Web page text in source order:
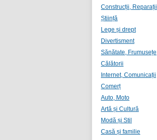
Construcții, Reparații
Știință
Lege și drept
Divertisment
Sănătate, Frumusețe
Călătorii
Internet, Comunicații
Comerț
Auto, Moto
Artă și Cultură
Modă și Stil
Casă și familie